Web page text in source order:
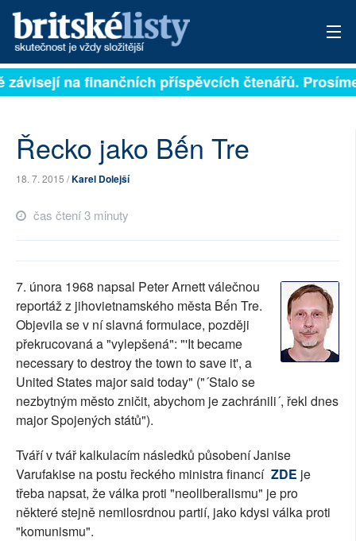
PŘIHLÁSIT
ARCHIV
AUTOŘI
PŘÍSPĚVKY NA PROVOZ
SOCIÁLNÍ SÍTĚ
RUBRIKY
PLNÁ VERZE STRÁNEK
na finančních příspěvcích čtenářů.
Řecko jako Bến Tre
18. 7. 2015 /Karel Dolejší
čas čtení 3 minuty
7. února 1968 napsal Peter Arnett válečnou
reportáž z jihovietnamského města Bến Tre.
Objevila se v ní slavná formulace, později
překrucovaná a "vylepšená": "'It became
necessary to destroy the town to save it', a
United States major said today" ("´Stalo se
nezbytným město zničit, abychom je zachránili´, řekl dnes
major Spojených států").
Tváří v tvář kalkulacím následků působení Janise
Varufakise na postu řeckého ministra financí ZDE je
třeba napsat, že válka proti "neoliberalismu" je pro
některé stejně nemilosrdnou partií, jako kdysi válka proti
"komunismu".